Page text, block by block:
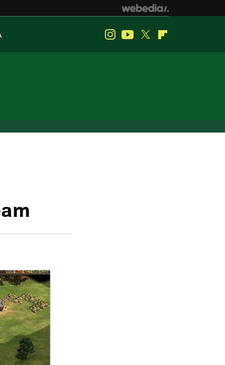
InstagramYoutube
Twitter